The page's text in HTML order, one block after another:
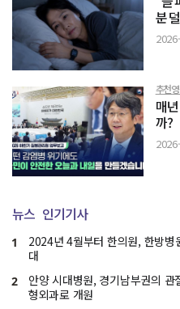
분
추천
매
까?
뉴스 인기기사
1
2024년 4월부터 한의원, 한방
대
2
안양 시대병원, 경기남부권의
형외과로 개원